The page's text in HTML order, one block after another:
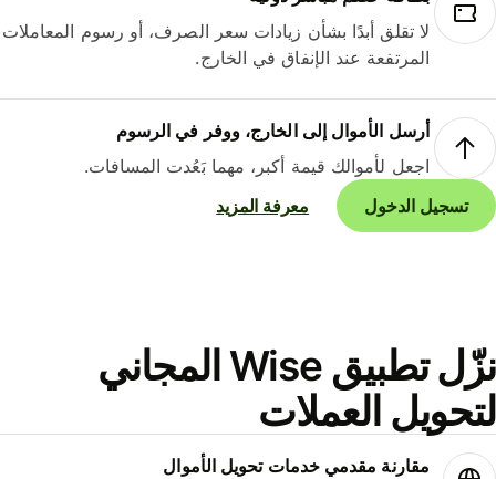
لا تقلق أبدًا بشأن زيادات سعر الصرف، أو رسوم المعاملات
المرتفعة عند الإنفاق في الخارج.
أرسل الأموال إلى الخارج، ووفر في الرسوم
اجعل لأموالك قيمة أكبر، مهما بَعُدت المسافات.
تسجيل الدخول
معرفة المزيد
نزّل تطبيق Wise المجاني
العملات
مقارنة مقدمي خدمات تحويل الأموال